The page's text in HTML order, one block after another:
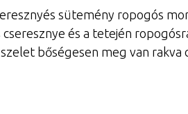
sütemény ropogós
cseresznye és a tetején
bőségesen meg van